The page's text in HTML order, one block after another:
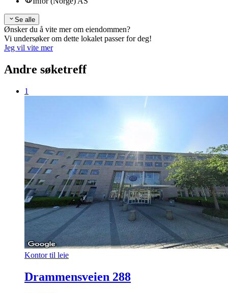
Se alle
Ønsker du å vite mer om eiendommen?
Vi undersøker om dette lokalet passer for deg!
Jeg vil vite mer
Andre søketreff
1
Kontor til leie
Drammensveien 288